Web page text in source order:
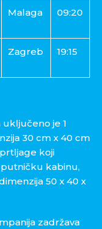
Malaga 09:20
Zagreb 19:15
je 1
30 cm x 40 cm
koji
kabinu,
50 x 40 x
zadržava